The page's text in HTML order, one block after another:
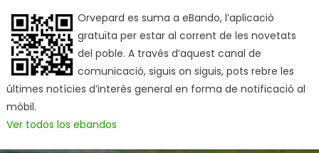
Orvepard es suma a eBando, l’aplicació
gratuïta per estar al corrent de les novetats
del poble. A través d’aquest canal de
comunicació, siguis on siguis, pots rebre les
últimes notícies d’interès general en forma de notificació al
mòbil.
Ver todos los ebandos